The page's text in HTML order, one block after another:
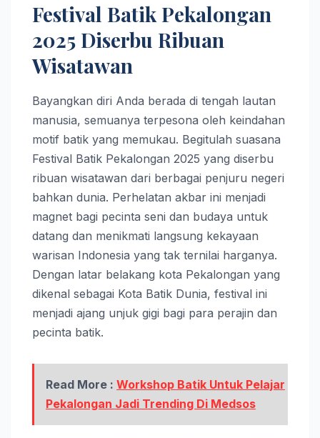
Festival Batik Pekalongan
2025 Diserbu Ribuan
Wisatawan
Bayangkan diri Anda berada di tengah lautan
manusia, semuanya terpesona oleh keindahan
motif batik yang memukau. Begitulah suasana
Festival Batik Pekalongan 2025 yang diserbu
ribuan wisatawan dari berbagai penjuru negeri
bahkan dunia. Perhelatan akbar ini menjadi
magnet bagi pecinta seni dan budaya untuk
datang dan menikmati langsung kekayaan
warisan Indonesia yang tak ternilai harganya.
Dengan latar belakang kota Pekalongan yang
dikenal sebagai Kota Batik Dunia, festival ini
menjadi ajang unjuk gigi bagi para perajin dan
pecinta batik.
Read More : Workshop Batik Untuk Pelajar
Pekalongan Jadi Trending Di Medsos